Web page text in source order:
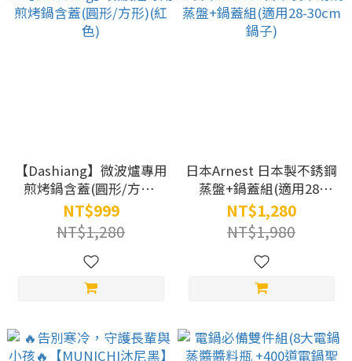
【Dashiang】微波爐專用
煎烤鍋含蓋(圓形/方形)
(紅色)
NT$999
NT$1,280
日本Arnest 日本製不銹鋼
蒸盤+鍋蓋組(適用28-
30cm鍋子)
NT$1,280
NT$1,980